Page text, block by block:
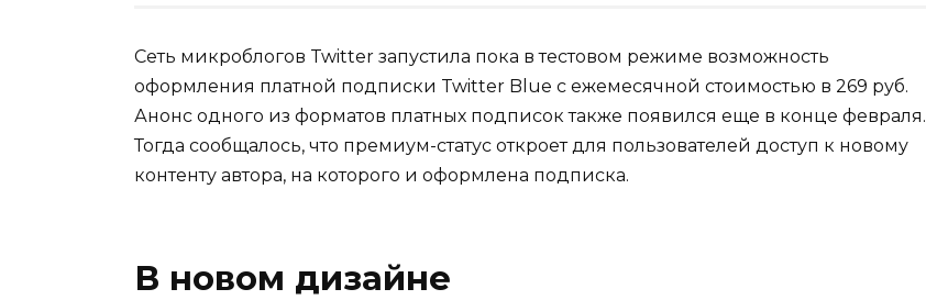
Сеть микроблогов Twitter запустила пока в тестовом режиме возможность
оформления платной подписки Twitter Blue с ежемесячной стоимостью в 269 руб.
Анонс одного из форматов платных подписок также появился еще в конце февраля.
Тогда сообщалось, что премиум-статус откроет для пользователей доступ к новому
контенту автора, на которого и оформлена подписка.
В новом дизайне